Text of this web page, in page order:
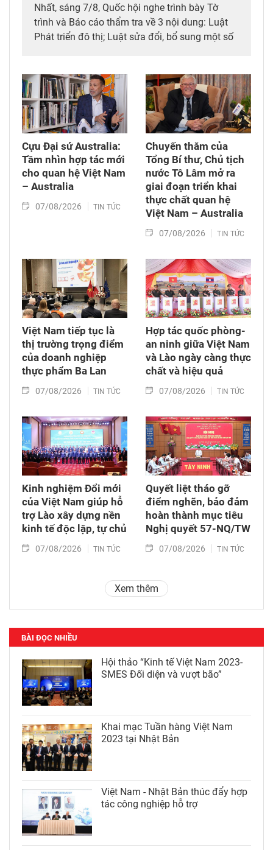
Nhất, sáng 7/8, Quốc hội nghe trình bày Tờ
trình và Báo cáo thẩm tra về 3 nội dung: Luật
Phát triển đô thị; Luật sửa đổi, bổ sung một số
nghiệp và môi trường; Luật sửa đổi, bổ sung
một số điều của Luật Tần số vô tuyến điện,
Luật Viễn thông, Luật Giao dịch điện tử và Luật
Chuyển giao công nghệ. Sau đó, Quốc hội thảo
luận ở tổ về 3 dự án Luật trên.
Cựu Đại sứ Australia:
Tầm nhìn hợp tác mới
cho quan hệ Việt Nam
– Australia
07/08/2026 TIN TỨC
Chuyến thăm của
Tổng Bí thư, Chủ tịch
nước Tô Lâm mở ra
giai đoạn triển khai
thực chất quan hệ
Việt Nam – Australia
07/08/2026 TIN TỨC
Việt Nam tiếp tục là
thị trường trọng điểm
của doanh nghiệp
thực phẩm Ba Lan
07/08/2026 TIN TỨC
Hợp tác quốc phòng-
an ninh giữa Việt Nam
và Lào ngày càng thực
chất và hiệu quả
07/08/2026 TIN TỨC
Kinh nghiệm Đổi mới
của Việt Nam giúp hỗ
trợ Lào xây dựng nền
kinh tế độc lập, tự chủ
07/08/2026 TIN TỨC
Quyết liệt tháo gỡ
điểm nghẽn, bảo đảm
hoàn thành mục tiêu
Nghị quyết 57-NQ/TW
07/08/2026 TIN TỨC
Xem thêm
BÀI ĐỌC NHIỀU
Hội thảo “Kinh tế Việt Nam 2023-
SMES Đối diện và vượt bão”
Khai mạc Tuần hàng Việt Nam
2023 tại Nhật Bản
Việt Nam - Nhật Bản thúc đẩy hợp
tác công nghiệp hỗ trợ